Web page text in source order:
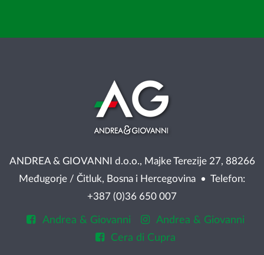
ANDREA & GIOVANNI d.o.o., Majke Terezije 27, 88266
Međugorje / Čitluk, Bosna i Hercegovina • Telefon:
+387 (0)36 650 007
Andrea & Giovanni
Andrea & Giovanni
Cera di Cupra